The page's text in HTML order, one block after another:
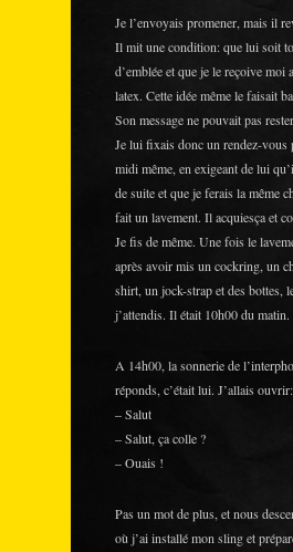
Je l’envoyais promener, mais il
Il mit une condition: que lui soit
d’emblée et que je le reçoive moi
latex. Cette idée même le faisait
Son message ne pouvait pas
Je lui fixais donc un rendez-vous
midi même, en exigeant de lui
de suite et que je ferais la même
fait un lavement. Il acquiesça et
Je fis de même. Une fois le
après avoir mis un cockring, un
shirt, un jock-strap et des bottes,
j’attendis. Il était 10h00 du matin.
A 14h00, la sonnerie de
réponds, c’était lui. J’allais ouvrir:
– Salut
– Salut, ça colle ?
– Ouais !
Pas un mot de plus, et nous
où j’ai installé mon sling et